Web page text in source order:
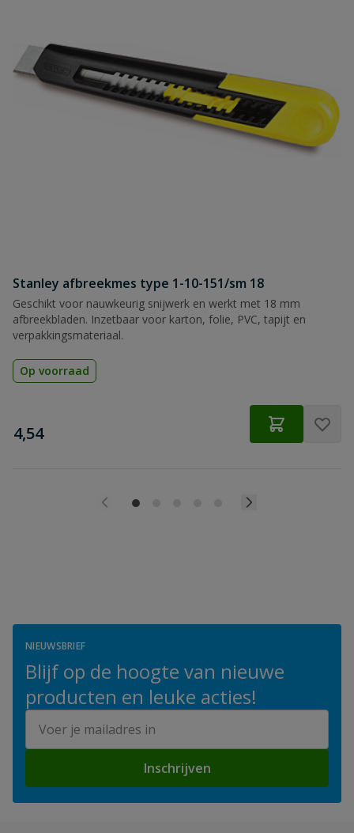
Stanley afbreekmes type 1-10-151/sm 18
Geschikt voor nauwkeurig snijwerk en werkt met 18 mm
afbreekbladen. Inzetbaar voor karton, folie, PVC, tapijt en
verpakkingsmateriaal.
Op voorraad
€
4,54
NIEUWSBRIEF
Blijf op de hoogte van nieuwe
producten en leuke acties!
Inschrijven